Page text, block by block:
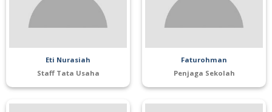
Eti Nurasiah
Staff Tata Usaha
Faturohman
Penjaga Sekolah